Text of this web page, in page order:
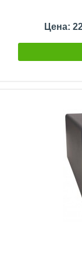
Цена: